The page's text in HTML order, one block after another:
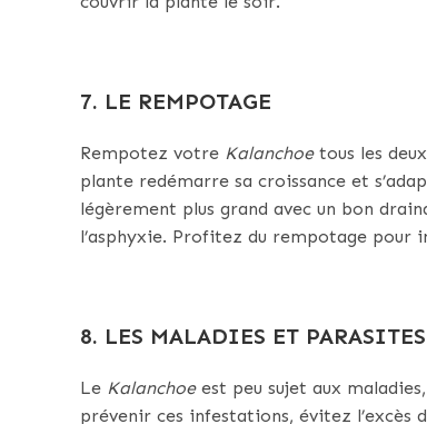
7. LE REMPOTAGE
Rempotez votre Kalanchoetous les
plante redémarre sa croissance et
légèrement plus grand avec un bon
l’asphyxie. Profitez du rempotage pour
8. LES MALADIES ET PARASITES
Le Kalanchoeest peu sujet aux
prévenir ces infestations, évitez l’excès